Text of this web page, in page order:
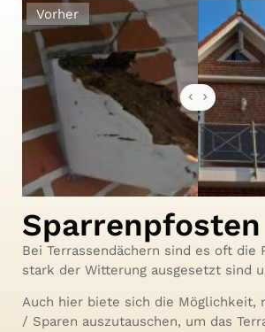
Sparrenpfosten
Bei Terrassendächern sind es oft die
stark der Witterung ausgesetzt sind
Auch hier biete sich die Möglichkeit,
/ Sparen auszutauschen, um das
Vorher